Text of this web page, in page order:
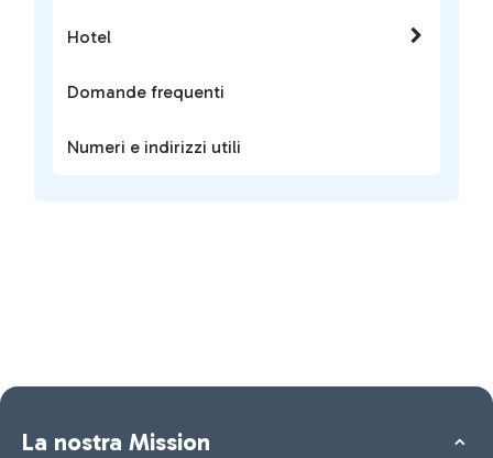
Hotel
Domande frequenti
Numeri e indirizzi utili
La nostra Mission